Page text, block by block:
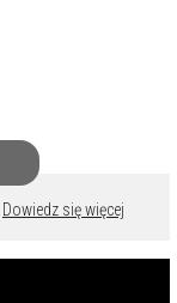
Dowiedz się więcej